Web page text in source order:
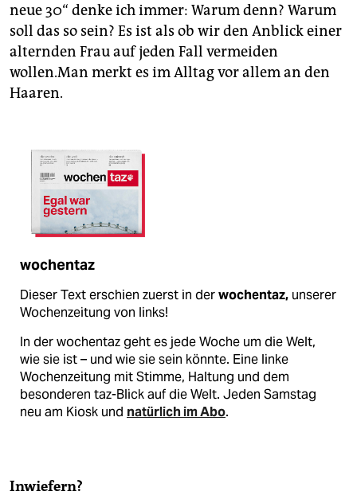
neue 30“ denke ich immer: Warum denn? Warum
soll das so sein? Es ist als ob wir den Anblick einer
alternden Frau auf jeden Fall vermeiden
wollen.Man merkt es im Alltag vor allem an den
Haaren.
wochentaz
Dieser Text erschien zuerst in derwochentaz, unserer
Wochenzeitung von links!
In der wochentaz geht es jede Woche um die Welt,
wie sie ist – und wie sie sein könnte. Eine linke
Wochenzeitung mit Stimme, Haltung und dem
besonderen taz-Blick auf die Welt. Jeden Samstag
neu am Kiosk und natürlich im Abo.
Inwiefern?